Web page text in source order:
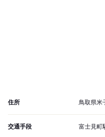
住所 鳥取県米
交通手段 富士見町